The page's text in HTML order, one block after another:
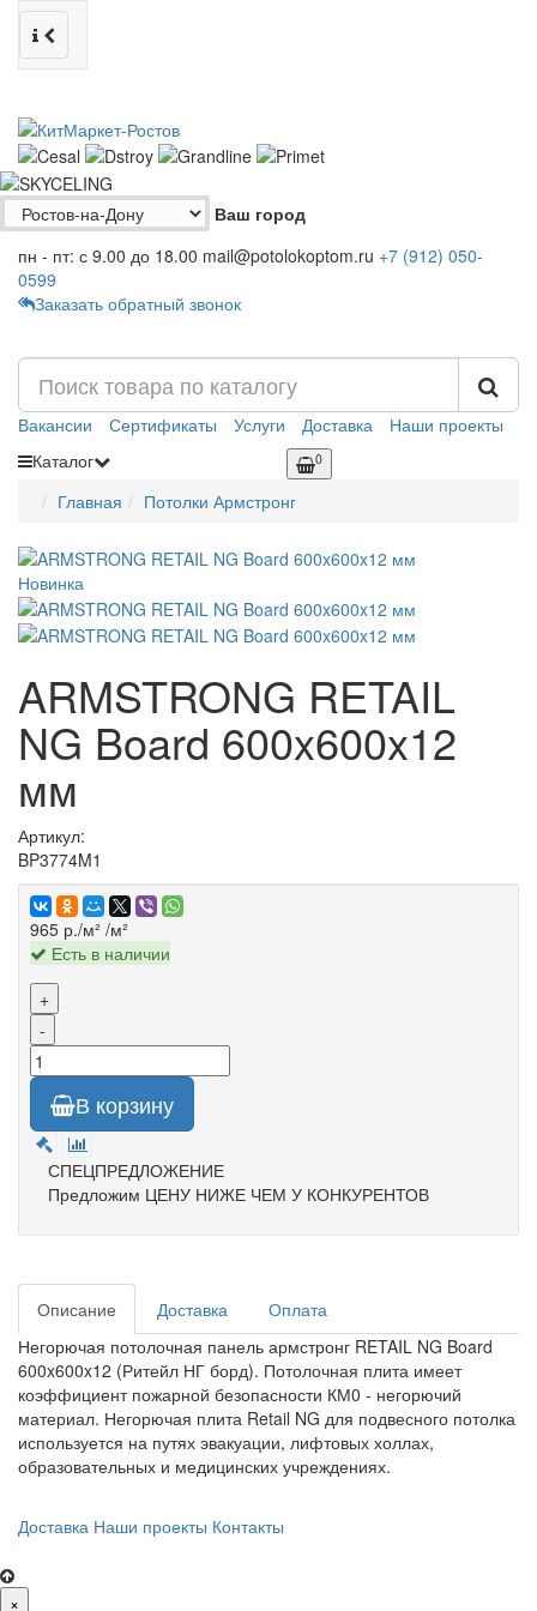
Ваш город
пн - пт: с 9.00 до 18.00 mail@potolokoptom.ru +7 (912) 050-
0599
Заказать обратный звонок
Вакансии Сертификаты Услуги Доставка
Наши проекты
Каталог
0
Главная Потолки Армстронг
Новинка
ARMSTRONG RETAIL
NG Board 600x600x12
мм
Артикул:
BP3774M1
965 р./м² /м²
Есть в наличии
+
-
В корзину
СПЕЦПРЕДЛОЖЕНИЕ
Предложим ЦЕНУ НИЖЕ ЧЕМ У КОНКУРЕНТОВ
Описание Доставка
Оплата
Негорючая потолочная панель армстронг RETAIL NG Board
600x600x12 (Ритейл НГ борд). Потолочная плита имеет
коэффициент пожарной безопасности КМ0 - негорючий
материал. Негорючая плита Retail NG для подвесного потолка
используется на путях эвакуации, лифтовых холлах,
образовательных и медицинских учреждениях.​
Доставка Наши проекты Контакты
×